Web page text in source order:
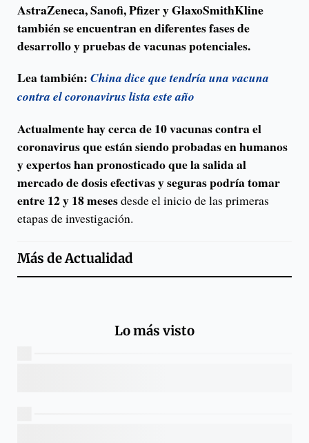
AstraZeneca, Sanofi, Pfizer y GlaxoSmithKline
también se encuentran en diferentes fases de
desarrollo y pruebas de vacunas potenciales.
Lea también: China dice que tendría una vacuna
contra el coronavirus lista este año
Actualmente hay cerca de 10 vacunas contra el
coronavirus que están siendo probadas en humanos
y expertos han pronosticado que la salida al
mercado de dosis efectivas y seguras podría tomar
entre 12 y 18 mesesdesde el inicio de las primeras
etapas de investigación.
Más deActualidad
Lo más visto